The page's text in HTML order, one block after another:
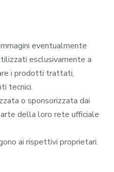
eventualmente
esclusivamente a
i prodotti trattati,
tecnici.
o sponsorizzata dai
della loro rete ufficiale
ai rispettivi proprietari.